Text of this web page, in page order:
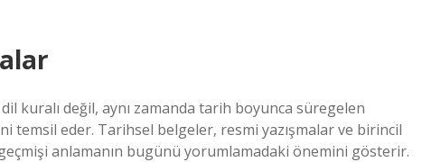
kuralı değil, aynı zamanda tarih boyunca süregelen
temsil eder. Tarihsel belgeler, resmi yazışmalar ve birincil
anlamanın bugünü yorumlamadaki önemini gösterir.